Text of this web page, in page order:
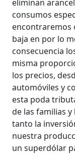
eliminan
consumos
encontraremos
baja en por lo
consecuencia
misma
los precios,
automóviles y
esta poda
de las familias
tanto la
nuestra
un superdólar